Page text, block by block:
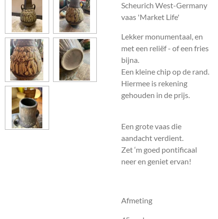
Scheurich West-Germany
vaas 'Market Life'
Lekker monumentaal, en
met een reliëf - of een fries
bijna.
Een kleine chip op de rand.
Hiermee is rekening
gehouden in de prijs.
Een grote vaas die
aandacht verdient.
Zet ‘m goed pontificaal
neer en geniet ervan!
Afmeting